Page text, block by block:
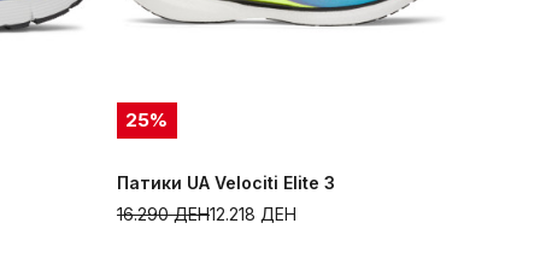
25%
Патики UA Velociti Elite 3
12.218 ДЕН
16.290ДЕН